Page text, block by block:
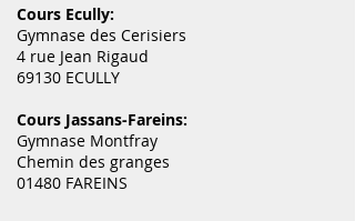
Cours Ecully:
Gymnase des Cerisiers
4 rue Jean Rigaud
69130 ECULLY
Cours Jassans-Fareins:
Gymnase Montfray
Chemin des granges
01480 FAREINS